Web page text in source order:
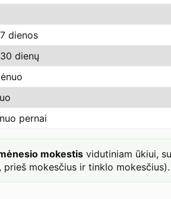
dienos
dienų
pernai
mokestis vidutiniam ūkiui,
prieš mokesčius ir tinklo mokesčius).